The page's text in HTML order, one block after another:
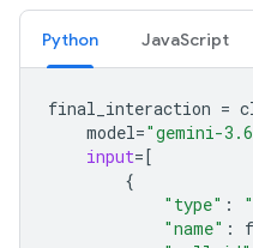
Python JavaScript
final_interaction =
model="gemini-
input= [
{
"type" :
"name" :